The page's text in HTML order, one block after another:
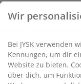
Wir
Bei JYSK verwenden
Kennungen, um dir
Website zu bieten.
über dich, um